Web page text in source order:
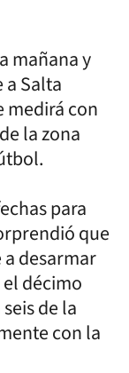
mañana y
Salta
medirá con
la zona
para
que
desarmar
décimo
de la
con la